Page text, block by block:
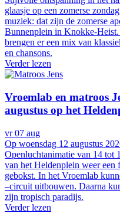
glaasje op een zomerse
muziek: dat zijn de zomerse
Bunnenplein in Knokke-
brengen er een mix van
en chansons.
Verder lezen
Vroemlab en matroos
augustus op het
vr 07 aug
Op woensdag 12 augustus
Openluchtanimatie van 14 tot
van het Heldenplein weer een
gebokst. In het Vroemlab
–circuit uitbouwen. Daarna
zijn tropisch paradijs.
Verder lezen